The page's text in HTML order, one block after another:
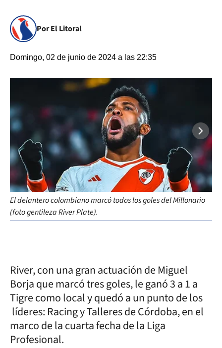
Por El Litoral
Domingo, 02 de junio de 2024 a las 22:35
El delantero colombiano marcó todos los goles del Millonario
(foto gentileza River Plate).
River, con una gran actuación de Miguel
Borja que marcó tres goles, le ganó 3 a 1 a
Tigre como local y quedó a un punto de los
líderes: Racing y Talleres de Córdoba, en el
marco de la cuarta fecha de la Liga
Profesional.